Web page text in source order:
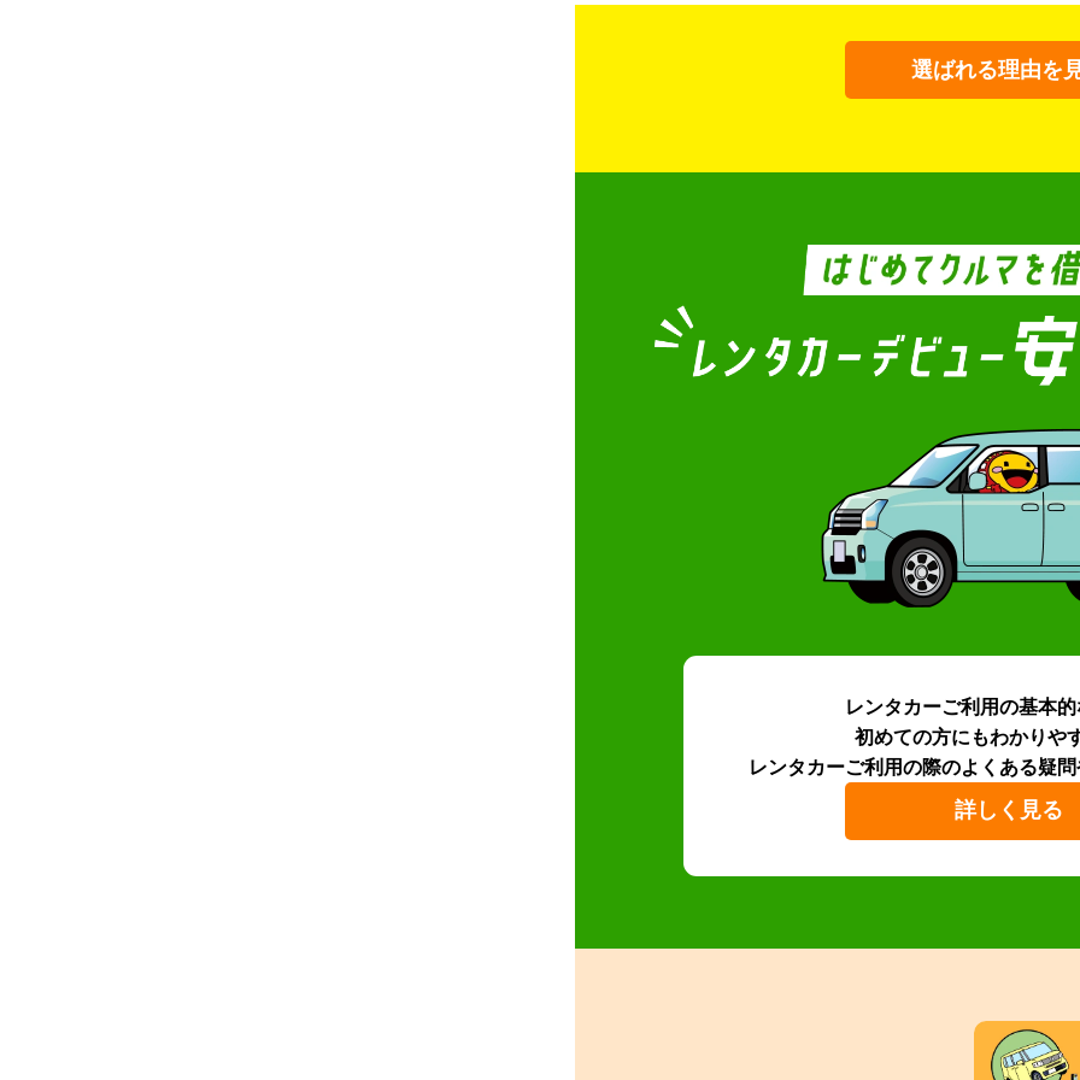
選ばれる理由を
レンタカーご利用の基本
初めての方にもわかりや
レンタカーご利用の際のよくある疑問
詳しく見る